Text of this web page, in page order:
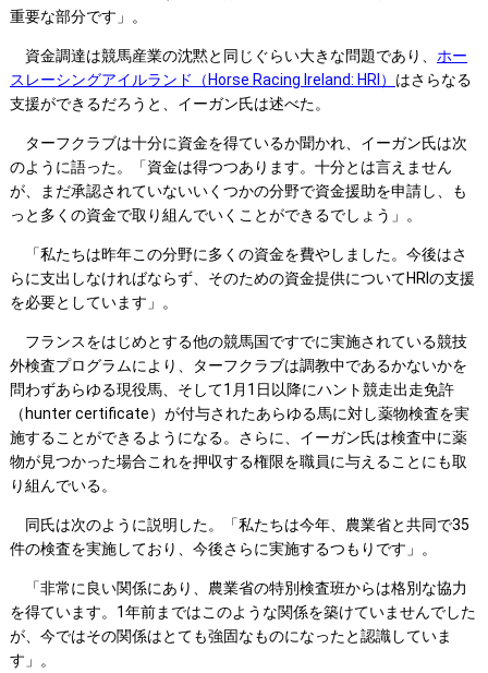
重要な部分です」。
資金調達は競馬産業の沈黙と同じぐらい大きな問題であり、 ホー
スレーシングアイルランド（Horse Racing Ireland: HRI） はさらなる
支援ができるだろうと、イーガン氏は述べた。
ターフクラブは十分に資金を得ているか聞かれ、イーガン氏は次
のように語った。「資金は得つつあります。十分とは言えません
が、まだ承認されていないいくつかの分野で資金援助を申請し、も
っと多くの資金で取り組んでいくことができるでしょう」。
「私たちは昨年この分野に多くの資金を費やしました。今後はさ
らに支出しなければならず、そのための資金提供についてHRIの支援
を必要としています」。
フランスをはじめとする他の競馬国ですでに実施されている競技
外検査プログラムにより、ターフクラブは調教中であるかないかを
問わずあらゆる現役馬、そして1月1日以降にハント競走出走免許
（hunter certificate）が付与されたあらゆる馬に対し薬物検査を実
施することができるようになる。さらに、イーガン氏は検査中に薬
物が見つかった場合これを押収する権限を職員に与えることにも取
り組んでいる。
同氏は次のように説明した。「私たちは今年、農業省と共同で35
件の検査を実施しており、今後さらに実施するつもりです」。
「非常に良い関係にあり、農業省の特別検査班からは格別な協力
を得ています。1年前まではこのような関係を築けていませんでした
が、今ではその関係はとても強固なものになったと認識していま
す」。